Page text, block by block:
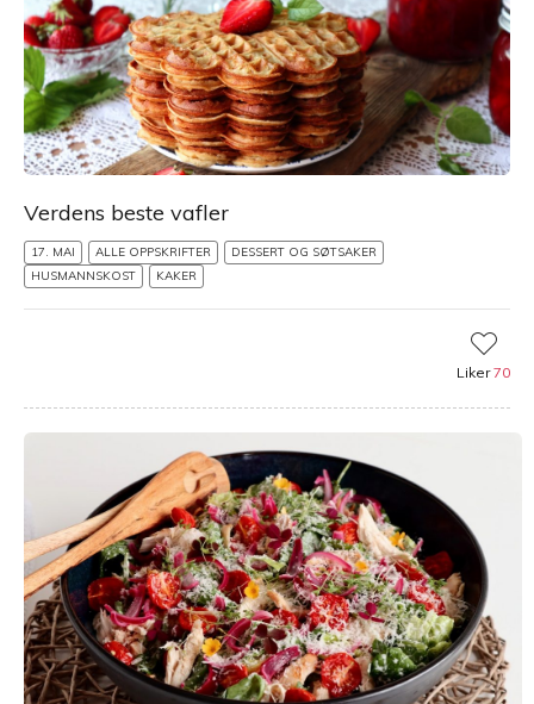
Verdens beste vafler
17. MAI ALLE OPPSKRIFTER
DESSERT OG SØTSAKER
HUSMANNSKOST
KAKER
Liker70